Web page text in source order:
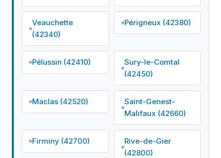
Veauchette
(42340)
Périgneux (42380)
Pélussin (42410)
Sury-le-Comtal
(42450)
Maclas (42520)
Saint-Genest-
Malifaux (42660)
Firminy (42700)
Rive-de-Gier
(42800)